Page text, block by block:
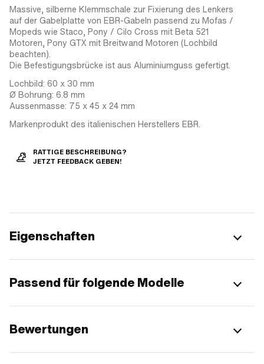
Massive, silberne Klemmschale zur Fixierung des Lenkers
auf der Gabelplatte von EBR-Gabeln passend zu Mofas /
Mopeds wie Staco, Pony / Cilo Cross mit Beta 521
Motoren, Pony GTX mit Breitwand Motoren (Lochbild
beachten).
Die Befestigungsbrücke ist aus Aluminiumguss gefertigt.
Lochbild: 60 x 30 mm
Ø Bohrung: 6.8 mm
Aussenmasse: 75 x 45 x 24 mm
Markenprodukt des italienischen Herstellers EBR.
RATTIGE BESCHREIBUNG?
JETZT FEEDBACK GEBEN!
Eigenschaften
Passend für folgende Modelle
Bewertungen